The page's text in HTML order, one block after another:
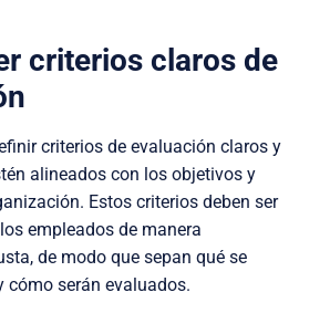
criterios claros de
criterios de evaluación claros y
alineados con los objetivos y
Estos criterios deben ser
empleados de manera
de modo que sepan qué se
cómo serán evaluados.